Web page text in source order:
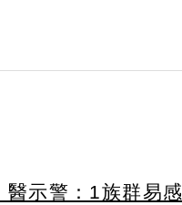
示警：1族群易感